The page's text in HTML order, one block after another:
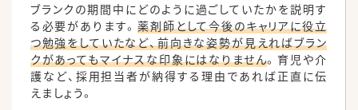
ブランクの期間中にどのように過ごしていたかを説明す
る必要があります。薬剤師として今後のキャリアに役立
つ勉強をしていたなど、前向きな姿勢が見えればブラン
クがあってもマイナスな印象にはなりません。育児や介
護など、採用担当者が納得する理由であれば正直に伝
えましょう。